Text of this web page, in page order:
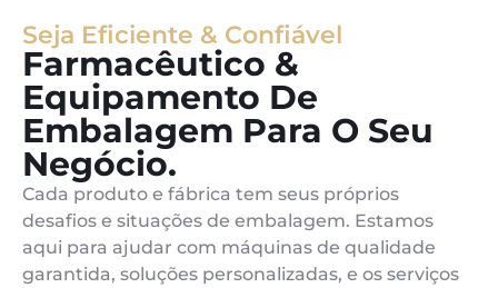
Seja Eficiente & Confiável
Farmacêutico &
Equipamento De
Embalagem Para O Seu
Negócio.
Cada produto e fábrica tem seus próprios
desafios e situações de embalagem. Estamos
aqui para ajudar com máquinas de qualidade
garantida, soluções personalizadas, e os serviços